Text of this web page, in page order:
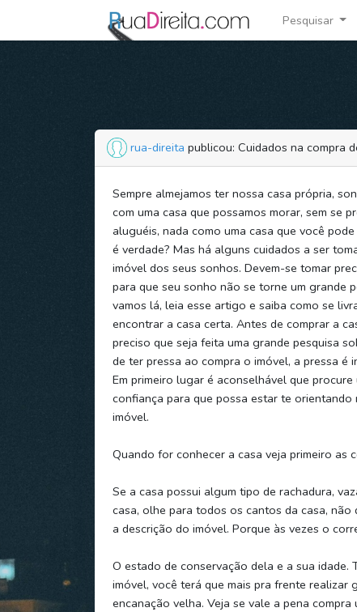
Pesquisar
rua-direita publicou: Cuidados na compra
Sempre almejamos ter nossa casa própria,
com uma casa que possamos morar, sem se
aluguéis, nada como uma casa que você
é verdade? Mas há alguns cuidados a ser
imóvel dos seus sonhos. Devem-se tomar
para que seu sonho não se torne um grande
vamos lá, leia esse artigo e saiba como se
encontrar a casa certa. Antes de comprar a
preciso que seja feita uma grande pesquisa
de ter pressa ao compra o imóvel, a pressa é
Em primeiro lugar é aconselhável que
confiança para que possa estar te orientando
imóvel.
Quando for conhecer a casa veja primeiro as
Se a casa possui algum tipo de rachadura,
casa, olhe para todos os cantos da casa,
a descrição do imóvel. Porque às vezes o
O estado de conservação dela e a sua idade.
imóvel, você terá que mais pra frente realizar
encanação velha. Veja se vale a pena